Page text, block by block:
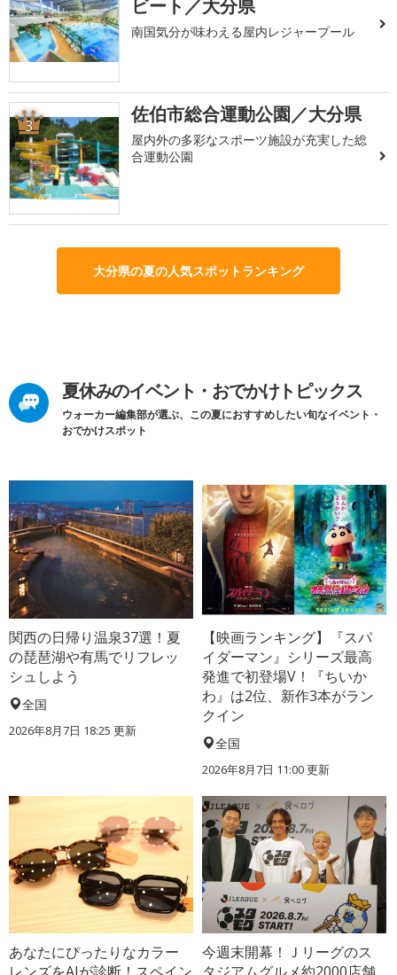
ビート／大分県
南国気分が味わえる屋内レジャープール
3 佐伯市総合運動公園／大分県
屋内外の多彩なスポーツ施設が充実した総
合運動公園
大分県の夏の人気スポットランキング
夏休みのイベント・おでかけトピックス
ウォーカー編集部が選ぶ、この夏におすすめしたい旬なイベント・
おでかけスポット
関西の日帰り温泉37選！夏
の琵琶湖や有馬でリフレッ
シュしよう
全国
2026年8月7日 18:25 更新
【映画ランキング】『スパ
イダーマン』シリーズ最高
発進で初登場V！『ちいか
わ』は2位、新作3本がラン
クイン
全国
2026年8月7日 11:00更新
あなたにぴったりなカラー
今週末開幕！Ｊリーグのス